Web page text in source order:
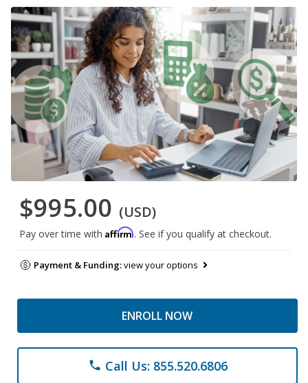
$995.00 (USD)
Pay over time with Affirm. See if you qualify at checkout.
Payment & Funding:view your options
ENROLL NOW
phone Call Us: 855.520.6806